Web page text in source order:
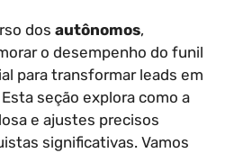
dos autônomos,
o desempenho do funil
para transformar leads em
seção explora como a
e ajustes precisos
significativas. Vamos